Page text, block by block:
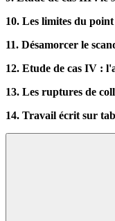
10. Les limites du
11. Désamorcer le
12. Etude de cas IV :
13. Les ruptures de
14. Travail écrit sur